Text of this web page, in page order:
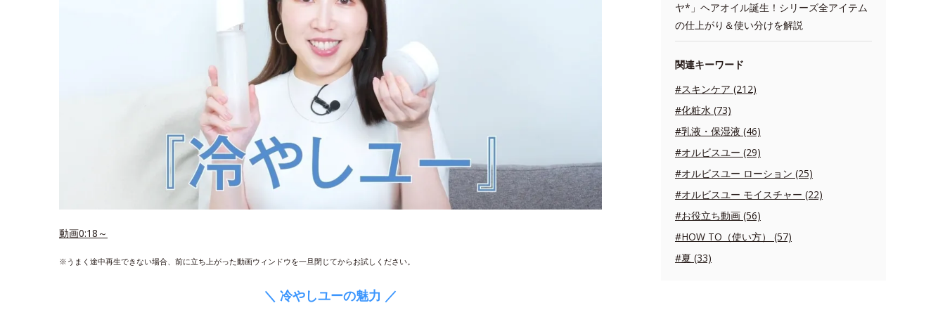
動画0:18～
※うまく途中再生できない場合、前に立ち上がった動画ウィンドウを一旦閉じてからお試しください。
＼ 冷やしユーの魅力 ／
ヤ*」ヘアオイル誕生！シリーズ全アイテム
の仕上がり＆使い分けを解説
関連キーワード
#スキンケア (212)
#化粧水 (73)
#乳液・保湿液 (46)
#オルビスユー (29)
#オルビスユー ローション (25)
#オルビスユー モイスチャー (22)
#お役立ち動画 (56)
#HOW TO（使い方） (57)
#夏 (33)